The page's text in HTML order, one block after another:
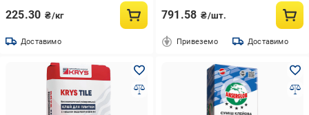
225.30 ₴/кг
Доставимо
791.58 ₴/шт.
Привеземо Доставимо